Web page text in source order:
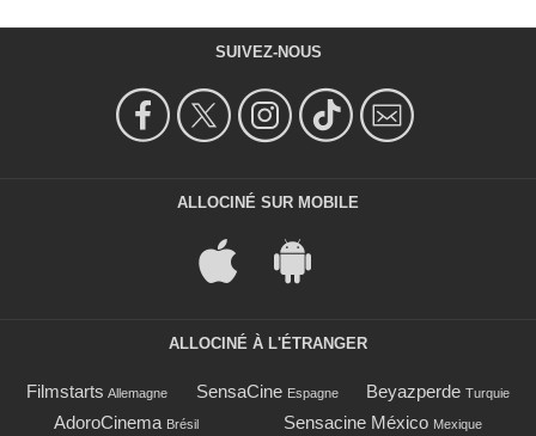
SUIVEZ-NOUS
ALLOCINÉ SUR MOBILE
ALLOCINÉ À L'ÉTRANGER
Filmstarts Allemagne SensaCine Espagne Beyazperde Turquie
AdoroCinema Brésil Sensacine México Mexique